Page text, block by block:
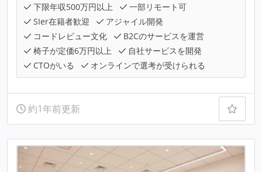
下限年収500万円以上
一部リモート可
SIer在籍者歓迎
アジャイル開発
コードレビュー文化
B2Cのサービスを運営
椅子が定価6万円以上
自社サービスを開発
CTOがいる
オンラインで選考が受けられる
約1年前更新